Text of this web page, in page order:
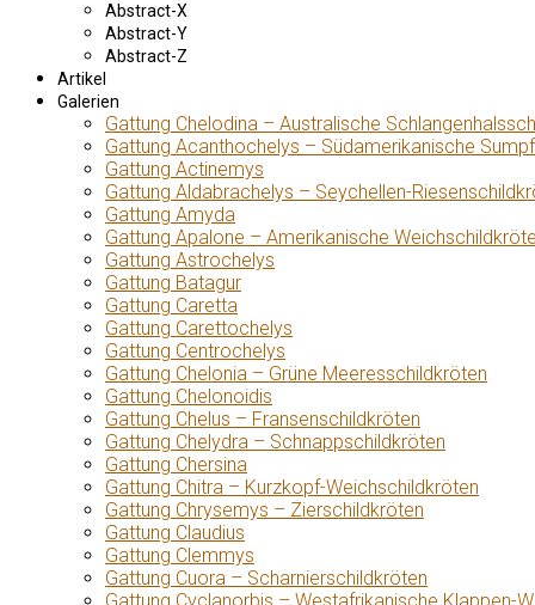
Abstract-X
Abstract-Y
Abstract-Z
Artikel
Galerien
Gattung Chelodina – Australische
Gattung Acanthochelys – Südamerikanische
Gattung Actinemys
Gattung Aldabrachelys – Seychellen-
Gattung Amyda
Gattung Apalone – Amerikanische
Gattung Astrochelys
Gattung Batagur
Gattung Caretta
Gattung Carettochelys
Gattung Centrochelys
Gattung Chelonia – Grüne Meeresschildkröten
Gattung Chelonoidis
Gattung Chelus – Fransenschildkröten
Gattung Chelydra – Schnappschildkröten
Gattung Chersina
Gattung Chitra – Kurzkopf-Weichschildkröten
Gattung Chrysemys – Zierschildkröten
Gattung Claudius
Gattung Clemmys
Gattung Cuora – Scharnierschildkröten